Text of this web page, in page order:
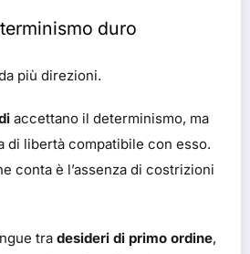
duro
più direzioni.
accettano il determinismo, ma
di libertà compatibile con esso.
conta è l’assenza di costrizioni
tra desideri di primo ordine,